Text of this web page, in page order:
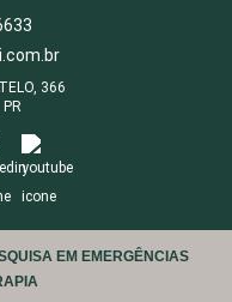
366
EM EMERGÊNCIAS